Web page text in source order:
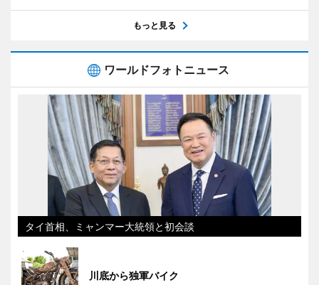
もっと見る
ワールドフォトニュース
タイ首相、ミャンマー大統領と初会談
川底から独軍バイク